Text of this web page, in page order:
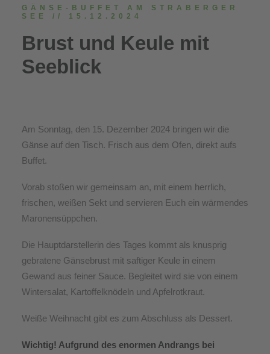
GÄNSE-BUFFET AM STRABERGER
SEE // 15.12.2024
Brust und Keule mit
Seeblick
Am Sonntag, den 15. Dezember 2024 bringen wir die
Gänse auf den Tisch. Frisch aus dem Ofen, direkt aufs
Buffet.
Vorab stoßen wir gemeinsam an, mit einem herrlich,
frischen, weißen Sekt und servieren Euch ein wärmendes
Maronensüppchen.
Die Hauptdarstellerin des Tages kommt als knusprig
gebratene Gänsebrust mit saftiger Keule in einem
Gewand aus feiner Sauce. Begleitet wird sie von einem
Wintersalat, Kartoffelknödeln und Apfelrotkraut.
Weiße Weihnacht gibt es zum Abschluss als Dessert.
Wichtig! Aufgrund des enormen Andrangs bei